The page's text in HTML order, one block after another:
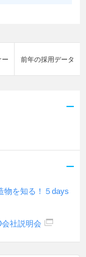
ー 前年の採用データ
物を知る！５days
会社説明会